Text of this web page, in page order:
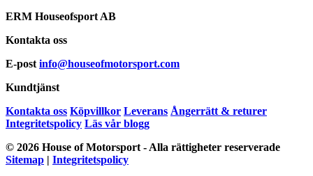
ERM Houseofsport AB
Kontakta oss
E-post info@houseofmotorsport.com
Kundtjänst
Kontakta oss Köpvillkor Leverans Ångerrätt & returer
Integritetspolicy Läs vår blogg
© 2026 House of Motorsport - Alla rättigheter reserverade
Sitemap | Integritetspolicy